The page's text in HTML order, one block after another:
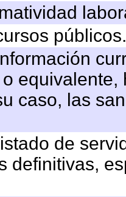
públicos.
caso, las
de
definitivas,